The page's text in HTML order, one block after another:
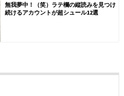
無我夢中！（笑）ラテ欄の縦読みを見つけ
続けるアカウントが超シュール12選